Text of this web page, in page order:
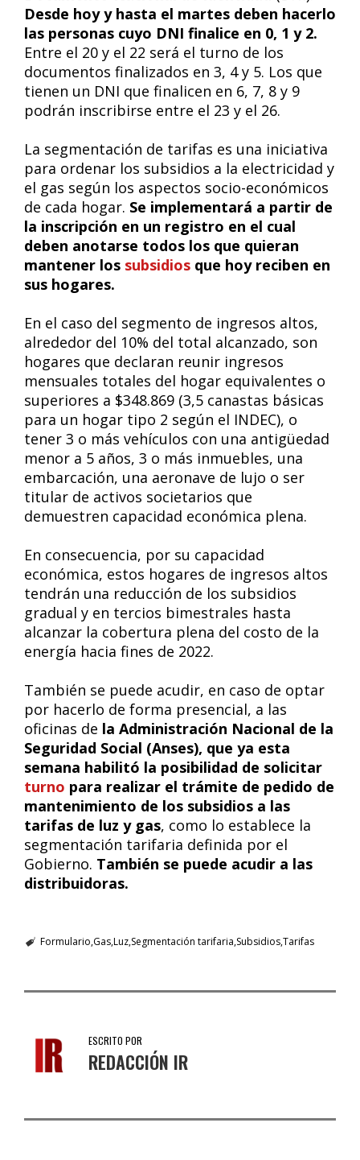
Desde hoy y hasta el martes deben hacerlo
las personas cuyo DNI finalice en 0, 1 y 2.
Entre el 20 y el 22 será el turno de los
documentos finalizados en 3, 4 y 5. Los que
tienen un DNI que finalicen en 6, 7, 8 y 9
podrán inscribirse entre el 23 y el 26.
La segmentación de tarifas es una iniciativa
para ordenar los subsidios a la electricidad y
el gas según los aspectos socio-económicos
de cada hogar. Se implementará a partir de
la inscripción en un registro en el cual
deben anotarse todos los que quieran
mantener los subsidios que hoy reciben en
sus hogares.
En el caso del segmento de ingresos altos,
alrededor del 10% del total alcanzado, son
hogares que declaran reunir ingresos
mensuales totales del hogar equivalentes o
superiores a $348.869 (3,5 canastas básicas
para un hogar tipo 2 según el INDEC), o
tener 3 o más vehículos con una antigüedad
menor a 5 años, 3 o más inmuebles, una
embarcación, una aeronave de lujo o ser
titular de activos societarios que
demuestren capacidad económica plena.
En consecuencia, por su capacidad
económica, estos hogares de ingresos altos
tendrán una reducción de los subsidios
gradual y en tercios bimestrales hasta
alcanzar la cobertura plena del costo de la
energía hacia fines de 2022.
También se puede acudir, en caso de optar
por hacerlo de forma presencial, a las
oficinas de la Administración Nacional de la
Seguridad Social (Anses), que ya esta
semana habilitó la posibilidad de solicitar
turno para realizar el trámite de pedido de
mantenimiento de los subsidios a las
tarifas de luz y gas, como lo establece la
segmentación tarifaria definida por el
Gobierno. También se puede acudir a las
distribuidoras.
Formulario GasLuzSegmentación tarifaria SubsidiosTarifas
ESCRITO POR
REDACCIÓN IR